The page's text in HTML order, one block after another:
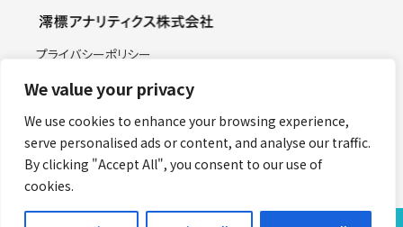
We value your privacy
We use cookies to enhance your browsing experience,
serve personalised ads or content, and analyse our traffic.
By clicking "Accept All", you consent to our use of
cookies.
プライバシーポリシー
特定個人情報取り扱い方針
当サイトのご利用にあたって
Facebook
労務費の適正な転嫁に関する指針